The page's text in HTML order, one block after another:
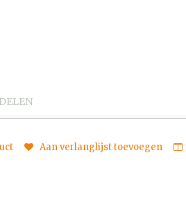
DELEN
Aan verlanglijst toevoegen